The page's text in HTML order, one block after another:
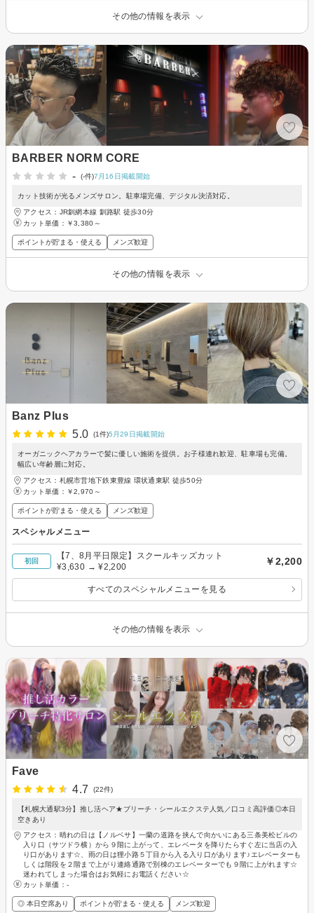
その他の情報を表示
BARBER NORM CORE
-
(-件)7月16日掲載開始
カット技術が光るメンズサロン。駐車場完備、デジタル決済対応。
アクセス：JR釧網本線 釧路駅 徒歩30分
カット単価： ￥3,380～
ポイントが貯まる・使える メンズ歓迎
その他の情報を表示
Banz Plus
5.0
(1件)5月29日掲載開始
オーガニックヘアカラーで髪に優しい施術を提供。お子様連れ歓迎、駐車場も完備。
幅広い年齢層に対応。
アクセス：札幌市営地下鉄東豊線 環状通東駅 徒歩50分
カット単価： ￥2,970～
ポイントが貯まる・使える メンズ歓迎
スペシャルメニュー
初回
【7、8月平日限定】スクールキッズカット
¥3,630 → ¥2,200
￥2,200
すべてのスペシャルメニューを見る
その他の情報を表示
Fave
4.7
(22件)
【札幌大通駅3分】推し活ヘア★ブリーチ・シールエクステ人気／口コミ高評価◎本日
空きあり
アクセス：晴れの日は【ノルベサ】一蘭の道路を挟んで向かいにある三条美松ビルの
入り口（サツドラ横）から９階に上がって、エレベータを降りたらすぐ左に当店の入
り口があります☆、雨の日は狸小路５丁目から入る入り口があります♪エレベーターも
しくは階段を２階まで上がり連絡通路で別棟のエレベーターでも９階に上がれます☆
迷われてしまった場合はお気軽にお電話ください☆
カット単価： -
◎ 本日空席あり ポイントが貯まる・使える メンズ歓迎